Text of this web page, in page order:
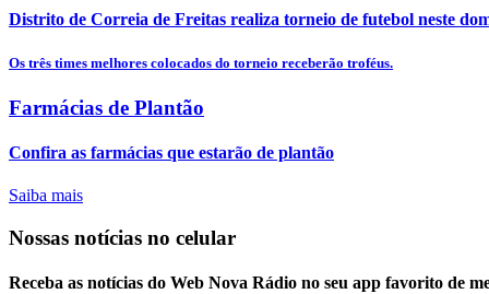
Distrito de Correia de Freitas realiza torneio de futebol neste
Os três times melhores colocados do torneio receberão troféus.
Farmácias de Plantão
Confira as farmácias que estarão de plantão
Saiba mais
Nossas notícias no celular
Receba as notícias do Web Nova Rádio no seu app favorito de